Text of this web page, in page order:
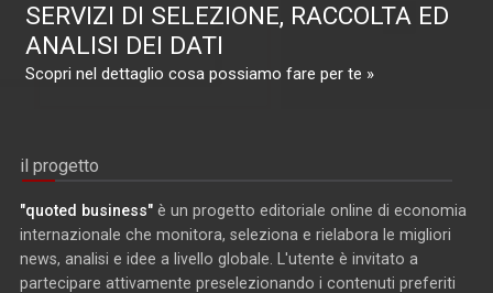
SERVIZI DI SELEZIONE, RACCOLTA ED
ANALISI DEI DATI
Scopri nel dettaglio cosa possiamo fare per te »
il progetto
"quoted business" è un progetto editoriale online di economia
internazionale che monitora, seleziona e rielabora le migliori
news, analisi e idee a livello globale. L'utente è invitato a
partecipare attivamente preselezionando i contenuti preferiti